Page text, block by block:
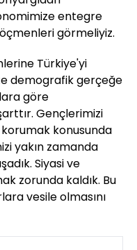
entegre
görmeliyiz.
Türkiye'yi
demografik gerçeğe
göre
Gençlerimizi
konusunda
yakın zamanda
Siyasi ve
zorunda kaldık. Bu
vesile olmasını